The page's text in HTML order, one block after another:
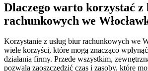
Dlaczego warto korzystać
rachunkowych we
Korzystanie z usług biur rachunkowych we
wiele korzyści, które mogą znacząco
działania firmy. Przede wszystkim,
pozwala zaoszczędzić czas i zasoby, które